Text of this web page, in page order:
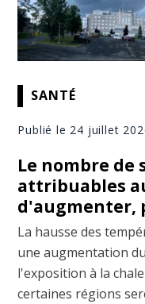
SANTÉ
Publié le 24 juillet
Le nombre de
attribuables
d'augmenter,
La hausse des
une augmentation
l'exposition à la
certaines régions